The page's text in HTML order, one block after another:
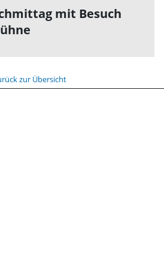
mit Besuch
zur Übersicht